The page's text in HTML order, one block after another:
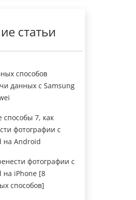
статьи
способов
данных с Samsung
7, как
фотографии с
на Android
фотографии с
на iPhone [8
способов]